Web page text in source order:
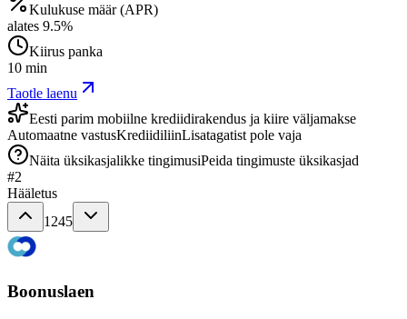
Kulukuse määr (APR)
alates 9.5%
Kiirus panka
10 min
Taotle laenu
Eesti parim mobiilne krediidirakendus ja kiire väljamakse
Automaatne vastusKrediidiliinLisatagatist pole vaja
Näita üksikasjalikke tingimusiPeida tingimuste üksikasjad
#2
Hääletus
1245
Boonuslaen